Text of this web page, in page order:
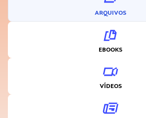
ARQUIVOS
EBOOKS
VÍDEOS